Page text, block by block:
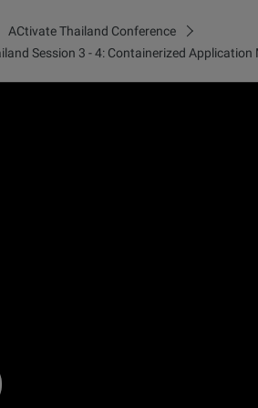
ACtivate Thailand Conference